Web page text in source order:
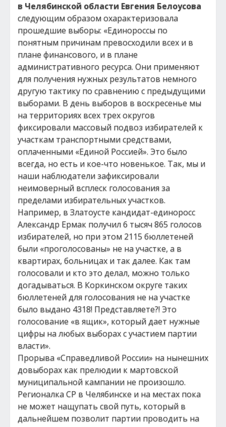
в Челябинской области Евгения Белоусова
следующим образом охарактеризовала
прошедшие выборы: «Единороссы по
понятным причинам превосходили всех и в
плане финансового, и в плане
административного ресурса. Они применяют
для получения нужных результатов немного
другую тактику по сравнению с предыдущими
выборами. В день выборов в воскресенье мы
на территориях всех трех округов
фиксировали массовый подвоз избирателей к
участкам транспортными средствами,
оплаченными «Единой Россией». Это было
всегда, но есть и кое-что новенькое. Так, мы и
наши наблюдатели зафиксировали
неимоверный всплеск голосования за
пределами избирательных участков.
Например, в Златоусте кандидат-единоросс
Александр Ермак получил 6 тысяч 865 голосов
избирателей, но при этом 2115 бюллетеней
были «проголосованы» не на участке, а в
квартирах, больницах и так далее. Как там
голосовали и кто это делал, можно только
догадываться. В Коркинском округе таких
бюллетеней для голосования не на участке
было выдано 4318! Представляете?! Это
голосование «в ящик», который дает нужные
цифры на любых выборах с участием партии
власти».
Прорыва «Справедливой России» на нынешних
довыборах как прелюдии к мартовской
муниципальной кампании не произошло.
Регионалка СР в Челябинске и на местах пока
не может нащупать свой путь, который в
дальнейшем позволит партии проводить на